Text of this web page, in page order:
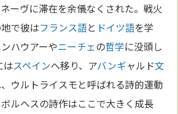
ーヴに滞在を余儀なくされた。戦火
で彼はフランス語と ドイツ語を学
ハウアーやニーチェの哲学に没頭し
はスペインへ移り、アバンギャルド文
ウルトライスモと呼ばれる詩的運動
ルヘスの詩作はここで大きく成長